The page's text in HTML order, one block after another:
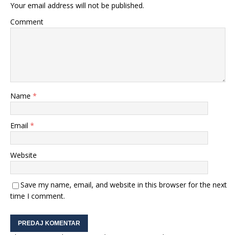
Your email address will not be published.
Comment
Name *
Email *
Website
Save my name, email, and website in this browser for the next
time I comment.